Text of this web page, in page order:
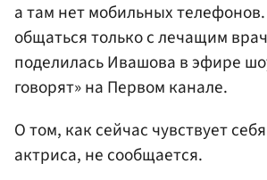
а там нет мобильных
общаться только с лечащим
поделилась Ивашова в эфире
говорят» на Первом канале.
О том, как сейчас чувствует
актриса, не сообщается.